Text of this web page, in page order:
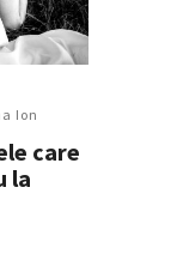
Ion
care
la